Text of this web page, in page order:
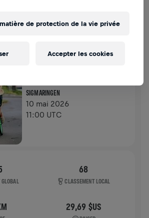
RUN 2026
SIGMARINGEN
10 mai 2026
11:00 UTC
68
CLASSEMENT LOCAL
29,69 $US
de protection de la vie privée
Accepter les cookies